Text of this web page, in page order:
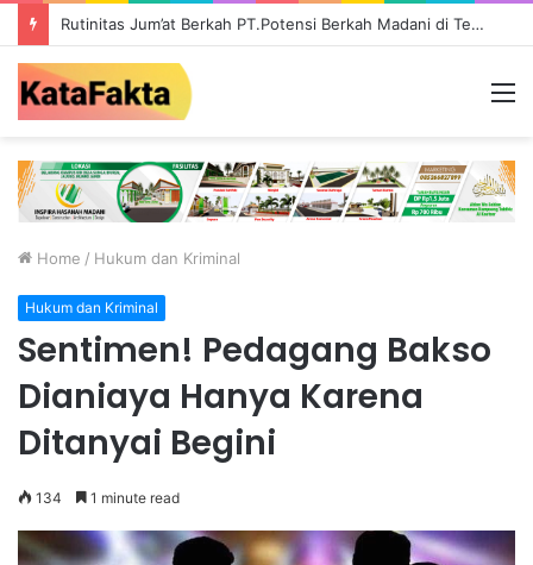
Rutinitas Jum’at Berkah PT.Potensi Berkah Madani di Tebo, Salurkan Bantuan ke Masyarakat
Home / Hukum dan Kriminal
Hukum dan Kriminal
Sentimen! Pedagang Bakso
Dianiaya Hanya Karena
Ditanyai Begini
134 1 minute read